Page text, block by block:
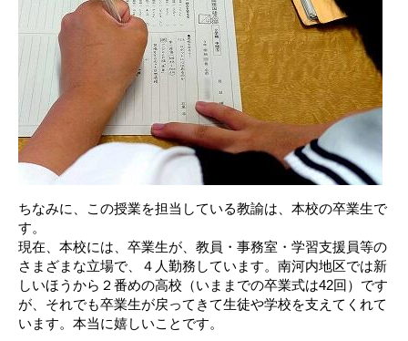
ちなみに、この授業を担当している教諭は、本校の卒業生で
す。
現在、本校には、卒業生が、教員・事務室・学習支援員等の
さまざまな立場で、４人勤務しています。南河内地区では新
しいほうから２番めの高校（いままでの卒業式は42回）です
が、それでも卒業生が戻ってきて生徒や学校を支えてくれて
います。本当に嬉しいことです。